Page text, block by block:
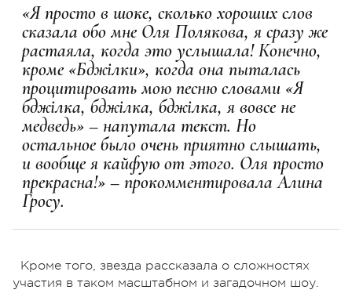
«Я просто в шоке, сколько хороших слов
сказала обо мне Оля Полякова, я сразу же
растаяла, когда это услышала! Конечно,
кроме «Бджілки», когда она пыталась
процитировать мою песню словами «Я
бджілка, бджілка, бджілка, я вовсе не
медведь» – напутала текст. Но
остальное было очень приятно слышать,
и вообще я кайфую от этого. Оля просто
прекрасна!» – прокомментировала Алина
Гросу.
Кроме того, звезда рассказала о сложностях
участия в таком масштабном и загадочном шоу.